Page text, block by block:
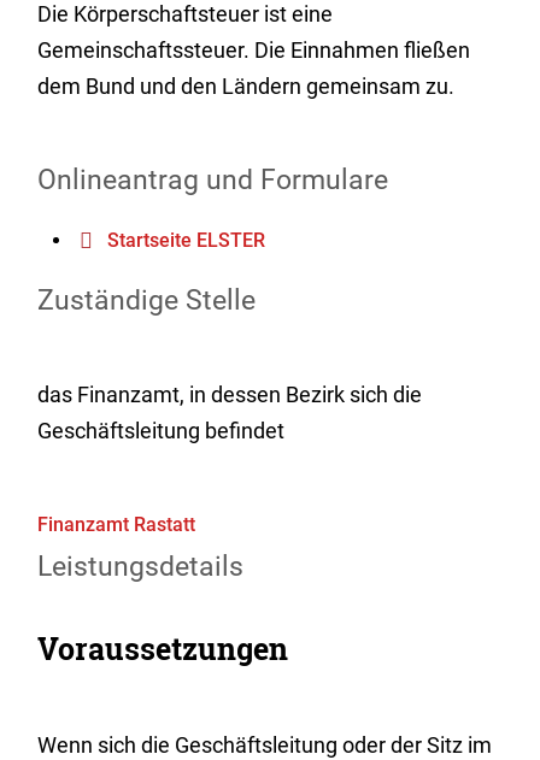
Die Körperschaftsteuer ist eine
Gemeinschaftssteuer. Die Einnahmen fließen
dem Bund und den Ländern gemeinsam zu.
Onlineantrag und Formulare
Startseite ELSTER
Zuständige Stelle
das Finanzamt, in dessen Bezirk sich die
Geschäftsleitung befindet
Finanzamt Rastatt
Leistungsdetails
Voraussetzungen
Wenn sich die Geschäftsleitung oder der Sitz im